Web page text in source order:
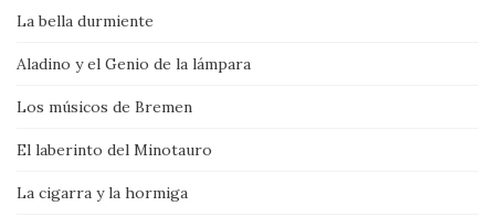
La bella durmiente
Aladino y el Genio de la lámpara
Los músicos de Bremen
El laberinto del Minotauro
La cigarra y la hormiga